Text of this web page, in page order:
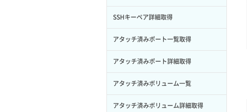
サブユーザー作成
サブユーザー削除
サブユーザー更新
サブユーザー詳細取得
トークン発行
イメージ保存容量変更
イメージ削除
イメージ詳細取得
SSHキーペア詳細取得
アタッチ済みポート一覧取得
アタッチ済みポート詳細取得
アタッチ済みボリューム一覧
アタッチ済みボリューム詳細取得